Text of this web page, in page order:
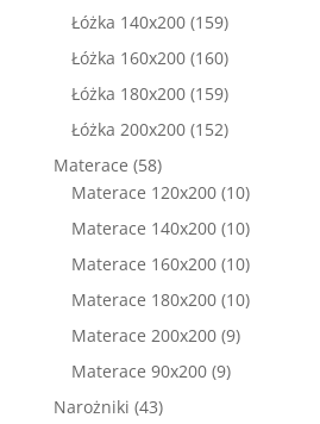
produktów
Łóżka 140x200 159159
produktów
Łóżka 160x200 160160
produktów
Łóżka 180x200 159159
produktów
Łóżka 200x200 152152
Materace 5858
produktów
Materace 120x200 1010
produktów
Materace 140x200 1010
produktów
Materace 160x200 1010
produktów
Materace 180x200 1010
Materace 200x200 99
Materace 90x200 99
Narożniki 4343